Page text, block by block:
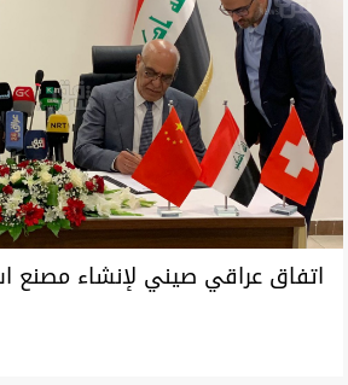
اتفاق عراقي صيني لإنشاء مصنع
سينتج مليوني طن سنوياً واليد